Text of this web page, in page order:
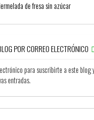
de fresa sin azúcar
POR CORREO ELECTRÓNICO
para suscribirte a este blog
entradas.